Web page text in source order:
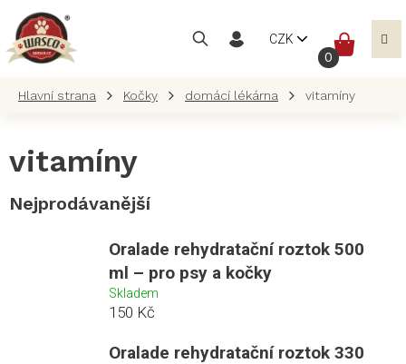
obsah
CZK
Kočky domácí lékárna vitamíny
vitamíny
Nejprodávanější
Oralade rehydratační roztok 500
ml – pro psy a kočky
Skladem
150 Kč
Oralade rehydratační roztok 330